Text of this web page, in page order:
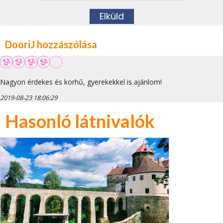
DooriJ hozzászólása
Nagyon érdekes és korhű, gyerekekkel is ajánlom!
2019-08-23 18:06:29
Hasonló látnivalók